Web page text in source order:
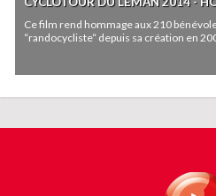
Ce film rend hommage aux 210
“randocycliste“ depuis sa création en